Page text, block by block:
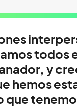
todos
y
hemos
que